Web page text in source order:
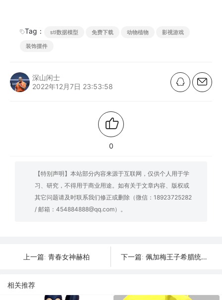
Tag： stl数据模型 免费下载 动物植物
影视游戏
装饰摆件
深山闲士
2022年12月7日 23:53:58
0
【特别声明】本站部分内容来源于互联网，仅供个人用于学
习、研究，不得用于商业用途。如有关于文章内容、版权或
其它问题请及时联系我们修正或删除（微信：18923725282
/ 邮箱：454884888@qq.com）。
上一篇: 青春女神赫柏 下一篇: 佩加梅王子希腊统治者
相关推荐